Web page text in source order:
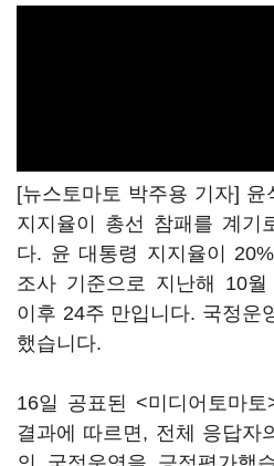
[뉴스토마토 박주용 기자]
지지율이 총선 참패를 계기
다. 윤 대통령 지지율이
조사 기준으로 지난해 10
이후 24주 만입니다. 국정운
했습니다.
16일 공표된 <미디어토마
결과에 따르면, 전체 응답자